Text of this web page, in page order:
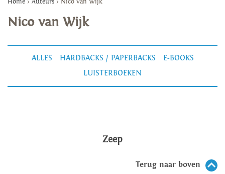
Home > Auteurs > Nico van Wijk
Nico van Wijk
ALLES HARDBACKS / PAPERBACKS
E-BOOKS
LUISTERBOEKEN
Zeep
Terug naar boven